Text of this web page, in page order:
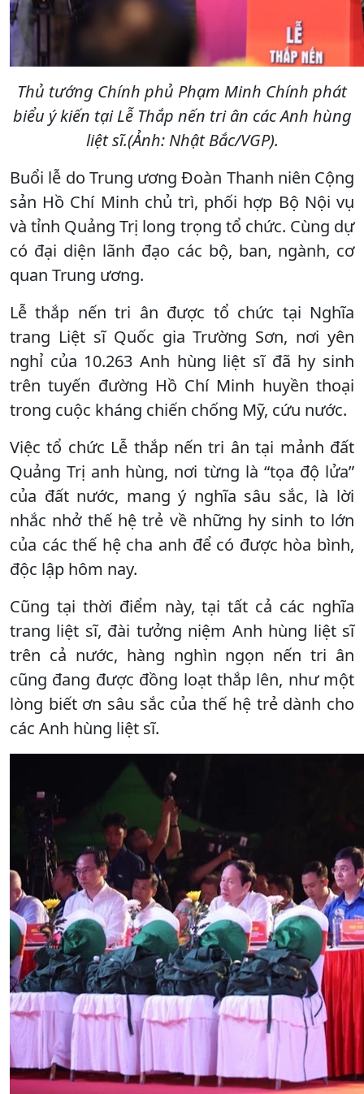
Thủ tướng Chính phủ Phạm Minh Chính phát
biểu ý kiến tại Lễ Thắp nến tri ân các Anh hùng
liệt sĩ.(Ảnh: Nhật Bắc/VGP).
Buổi lễ do Trung ương Đoàn Thanh niên Cộng
sản Hồ Chí Minh chủ trì, phối hợp Bộ Nội vụ
và tỉnh Quảng Trị long trọng tổ chức. Cùng dự
có đại diện lãnh đạo các bộ, ban, ngành, cơ
quan Trung ương.
Lễ thắp nến tri ân được tổ chức tại Nghĩa
trang Liệt sĩ Quốc gia Trường Sơn, nơi yên
nghỉ của 10.263 Anh hùng liệt sĩ đã hy sinh
trên tuyến đường Hồ Chí Minh huyền thoại
trong cuộc kháng chiến chống Mỹ, cứu nước.
Việc tổ chức Lễ thắp nến tri ân tại mảnh đất
Quảng Trị anh hùng, nơi từng là “tọa độ lửa”
của đất nước, mang ý nghĩa sâu sắc, là lời
nhắc nhở thế hệ trẻ về những hy sinh to lớn
của các thế hệ cha anh để có được hòa bình,
độc lập hôm nay.
Cũng tại thời điểm này, tại tất cả các nghĩa
trang liệt sĩ, đài tưởng niệm Anh hùng liệt sĩ
trên cả nước, hàng nghìn ngọn nến tri ân
cũng đang được đồng loạt thắp lên, như một
lòng biết ơn sâu sắc của thế hệ trẻ dành cho
các Anh hùng liệt sĩ.